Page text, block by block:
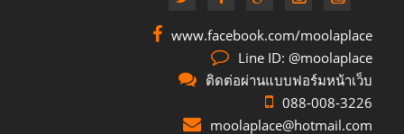
www.facebook.com/moolaplace
Line ID: @moolaplace
ติดต่อผ่านแบบฟอร์มหน้าเว็บ
088-008-3226
moolaplace@hotmail.com